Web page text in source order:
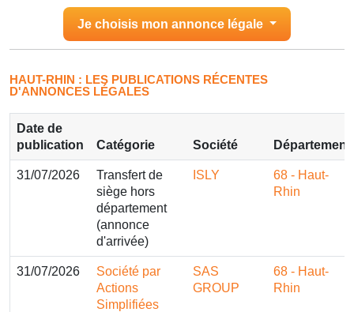
Je choisis mon annonce légale
HAUT-RHIN : LES PUBLICATIONS RÉCENTES
D'ANNONCES LÉGALES
Date de
publication
Catégorie Société Département
31/07/2026
Transfert de
siège hors
département
(annonce
d'arrivée)
ISLY
68 - Haut-
Rhin
31/07/2026
Société par
Actions
Simplifiées
SAS
GROUP
68 - Haut-
Rhin